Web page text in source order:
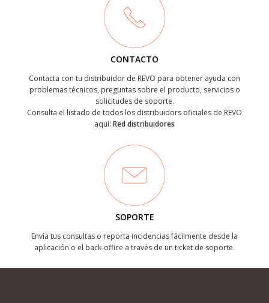
CONTACTO
Contacta con tu distribuidor de REVO para obtener ayuda con
problemas técnicos, preguntas sobre el producto, servicios o
solicitudes de soporte.
Consulta el listado de todos los distribuidors oficiales de REVO
aquí: Red distribuidores
SOPORTE
Envía tus consultas o reporta incidencias fácilmente desde la
aplicación o el back-office a través de un ticket de soporte.